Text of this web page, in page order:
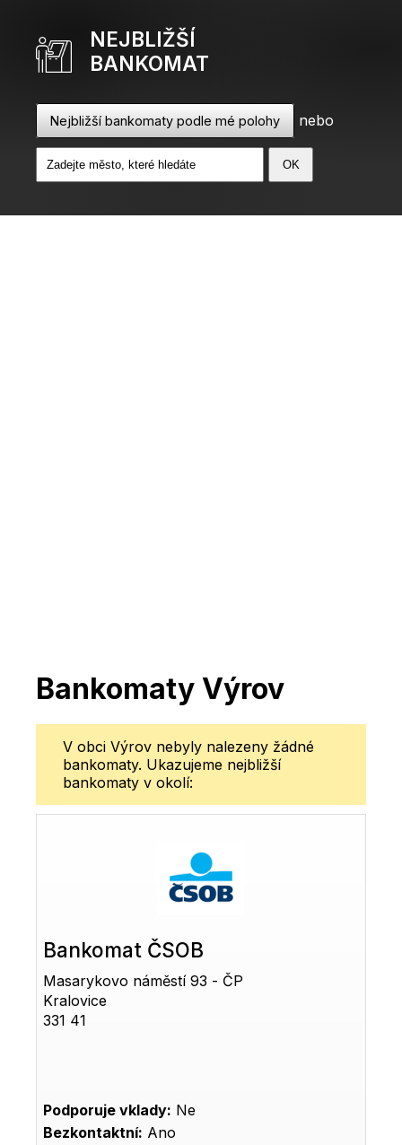
NEJBLIŽŠÍ
BANKOMAT
Nejbližší bankomaty podle mé polohy nebo
Bankomaty Výrov
V obci Výrov nebyly nalezeny žádné
bankomaty. Ukazujeme nejbližší
bankomaty v okolí:
Bankomat ČSOB
Masarykovo náměstí 93 - ČP
Kralovice
331 41
Podporuje vklady: Ne
Bezkontaktní: Ano